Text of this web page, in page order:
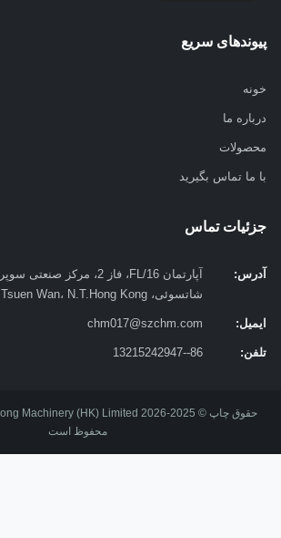
سریع
ما
تماس بگیرید
تماس
شاتسوئی، Tsuen Wan، N.T.Hong Kong
chm017@szchm.com
محفوظ است